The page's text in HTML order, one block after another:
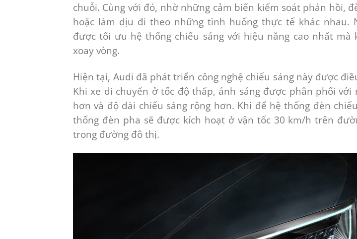
chuỗi. Cùng với đó, nhờ những cảm biến kiểm soát phản hồi,
hoặc làm dịu đi theo những tình huống thực tế khác nhau.
được tối ưu hệ thống chiếu sáng với hiệu năng cao nhất mà
xoay vòng.
Hiện tại, Audi đã phát triển công nghệ chiếu sáng này được
Khi xe di chuyển ở tốc độ thấp, ánh sáng được phân phối với
hơn và độ dài chiếu sáng rộng hơn. Khi để hệ thống đèn
thống đèn pha sẽ được kích hoạt ở vận tốc 30 km/h trên
trong đường đô thị.